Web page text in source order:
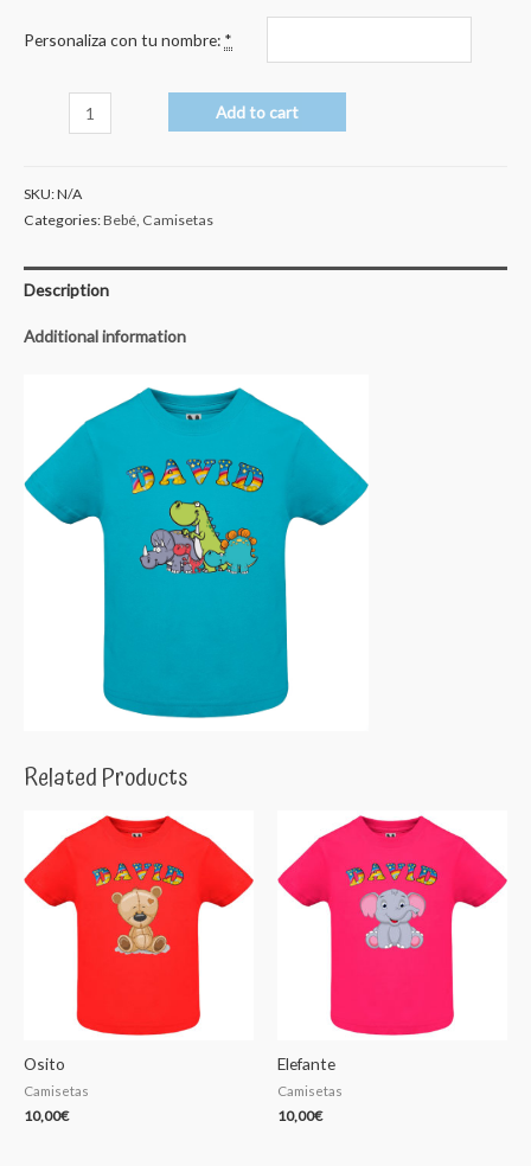
Personaliza con tu nombre: *
Dinosaurios
quantity
Add to cart
SKU:N/A
Categories:Bebé, Camisetas
Description
Additional information
Related Products
Osito
Camisetas
10,00€
Elefante
Camisetas
10,00€